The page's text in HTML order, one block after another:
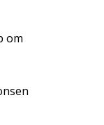
om